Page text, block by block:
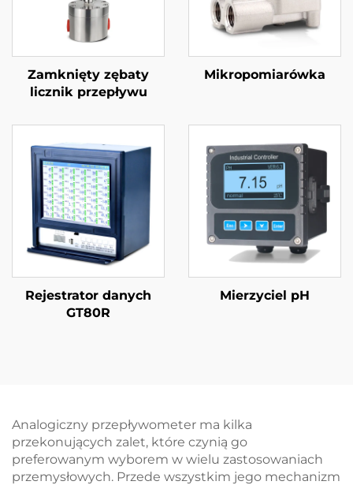
Zamknięty zębaty
licznik przepływu
Mikropomiarówka
Rejestrator danych
GT80R
Mierzyciel pH
Analogiczny przepływometer ma kilka
przekonujących zalet, które czynią go
preferowanym wyborem w wielu zastosowaniach
przemysłowych. Przede wszystkim jego mechanizm